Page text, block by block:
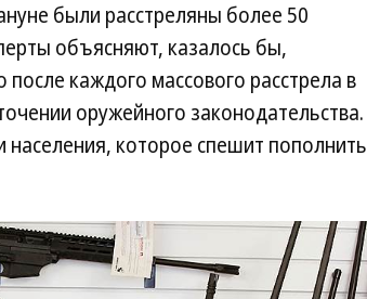
были расстреляны более 50
объясняют, казалось бы,
каждого массового расстрела в
оружейного законодательства.
которое спешит пополнить